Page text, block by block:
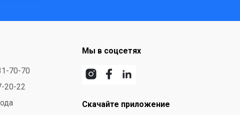
70-70
20-22
Мы в соцсетях
Скачайте приложение